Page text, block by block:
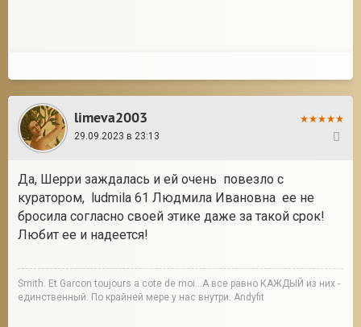
limeva2003
29.09.2023 в 23:13
Да, Шерри заждалась и ей очень повезло с
куратором, ludmila 61 Людмила Ивановна ее не
бросила согласно своей этике даже за такой срок!
Любит ее и надеется!
Smith. Et Garcon toujours a cote de moi...А все равно КАЖДЫЙ из них -
единственный. По крайней мере у нас внутри. Andyfit